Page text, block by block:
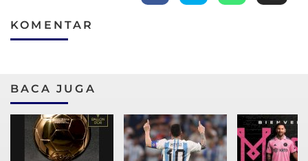
KOMENTAR
BACA JUGA